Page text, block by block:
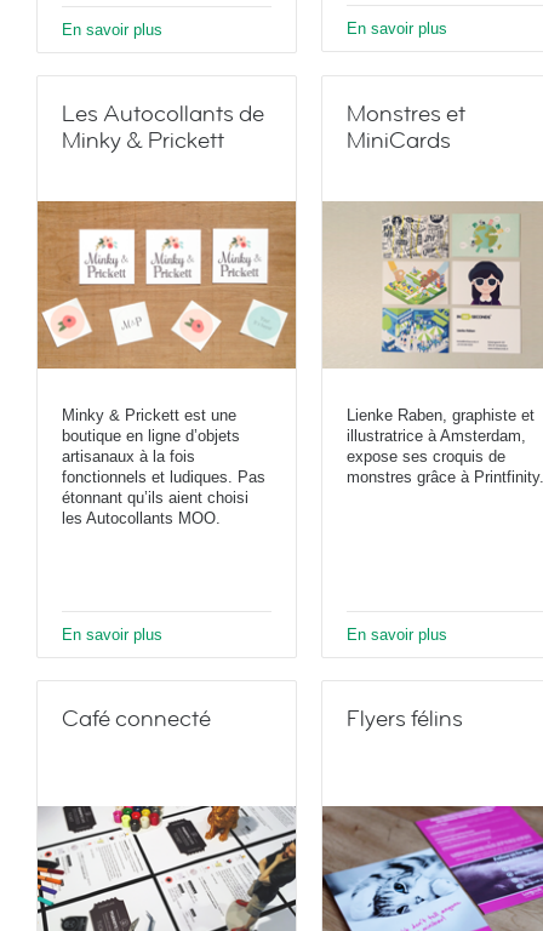
En savoir plus En savoir plus
Les Autocollants de
Minky & Prickett
Minky & Prickett est une
boutique en ligne d’objets
artisanaux à la fois
fonctionnels et ludiques. Pas
étonnant qu’ils aient choisi
les Autocollants MOO.
En savoir plus
Monstres et
MiniCards
Lienke Raben, graphiste et
illustratrice à Amsterdam,
expose ses croquis de
monstres grâce à Printfinity.
En savoir plus
Café connecté Flyers félins